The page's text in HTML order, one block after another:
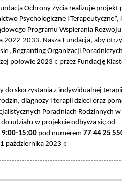
Ochrony Życia realizuje projekt
Psychologiczne i
Programu Wspierania Rozwoju
2022-2033. Nasza Fundacja, aby
„Regranting Organizacji
połowie 2023 r. przez Fundację
do skorzystania z indywidualnej
diagnozy i terapii dzieci oraz
Poradniach Rodzinnych
udziału w projekcie odbywa się od
9:00-15:00 pod numerem 77 44 25
października 2023 r.